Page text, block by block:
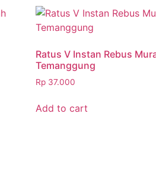
Ratus V Instan Rebus
Temanggung
Rp37.000
Add to cart